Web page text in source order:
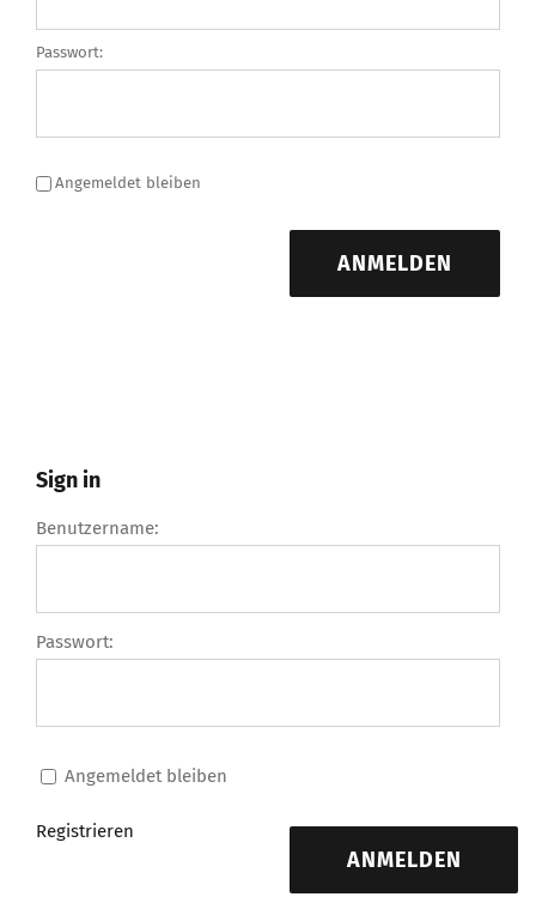
Passwort:
Angemeldet bleiben
ANMELDEN
Sign in
Benutzername:
Passwort:
Angemeldet bleiben
ANMELDEN
Registrieren